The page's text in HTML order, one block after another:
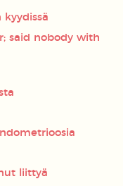
kyydissä
said nobody with
liittyä